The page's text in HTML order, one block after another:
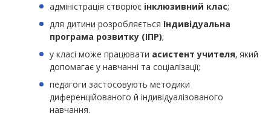
адміністрація створює інклюзивний клас;
для дитини розробляється Індивідуальна
програма розвитку (ІПР);
у класі може працювати асистент учителя, який
допомагає у навчанні та соціалізації;
педагоги застосовують методики
диференційованого й індивідуалізованого
навчання.